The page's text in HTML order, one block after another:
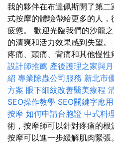
我的夥伴在布達佩斯開了第
式按摩的體驗帶給更多的人
疲憊。 歡迎光臨我們的沙龍
的清爽和活力效果感到失望
疼痛、頭痛、背痛和其他慢
設計師推薦 產後護理之家與
紹 專業除蟲公司服務 新北市
方案 眼下細紋改善醫美療程
SEO操作教學 SEO關鍵字應
按摩 如何申請台胞證 中式料
術，按摩師可以針對疼痛的
按摩可以進一步緩解肌肉緊張